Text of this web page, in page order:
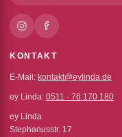
KONTAKT
E-Mail: kontakt@eylinda.de
ey Linda: 0511 - 76 170 180
ey Linda
Stephanusstr. 17